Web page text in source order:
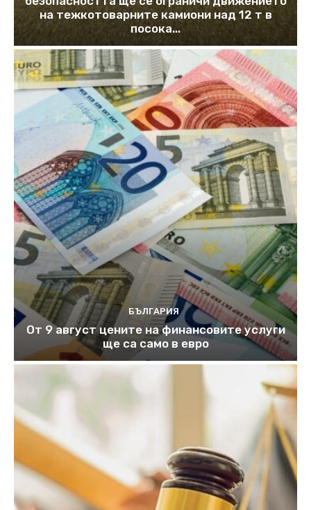
на тежкотоварните камиони над 12 т в
посока...
БЪЛГАРИЯ
От 9 август цените на финансовите услуги
ще са само в евро